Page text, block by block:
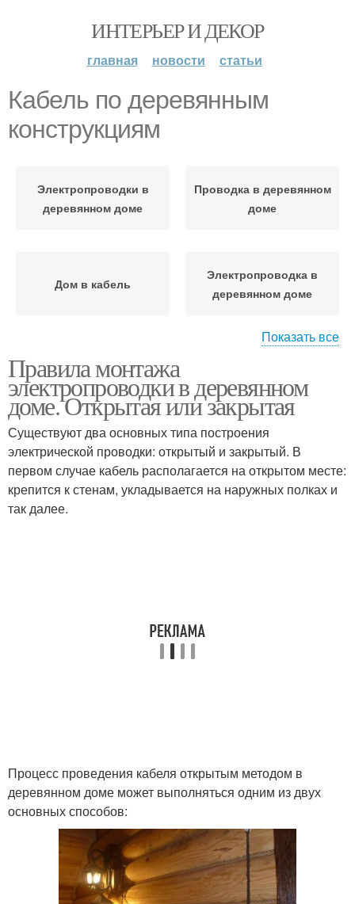
ИНТЕРЬЕР И ДЕКОР
главная новости статьи
Кабель по деревянным
конструкциям
Электропроводки в
деревянном доме
Проводка в деревянном
доме
Дом в кабель
Электропроводка в
деревянном доме
Негорючий кабель
Показать все
Правила монтажа
электропроводки в деревянном
доме. Открытая или закрытая
Существуют два основных типа построения
электрической проводки: открытый и закрытый. В
первом случае кабель располагается на открытом месте:
крепится к стенам, укладывается на наружных полках и
так далее.
Процесс проведения кабеля открытым методом в
деревянном доме может выполняться одним из двух
основных способов: